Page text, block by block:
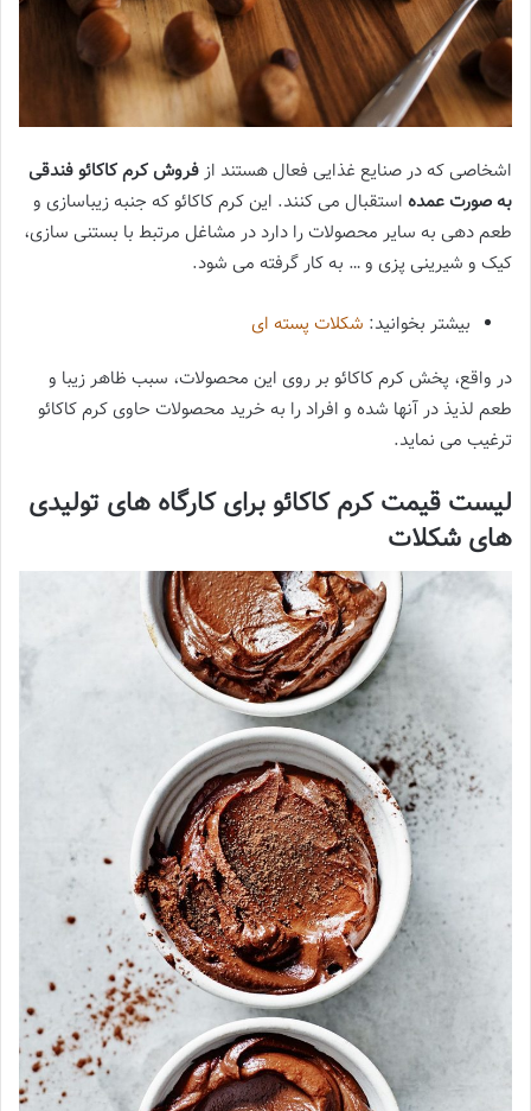
اشخاصی که در صنایع غذایی فعال هستند ازفروش کرم کاکائو فندقی
به صورت عمده استقبال می کنند. این کرم کاکائو که جنبه زیباسازی و
طعم دهی به سایر محصولات را دارد در مشاغل مرتبط با بستنی سازی،
کیک و شیرینی پزی و … به کار گرفته می شود.
بیشتر بخوانید: شکلات پسته ای
در واقع، پخش کرم کاکائو بر روی این محصولات، سبب ظاهر زیبا و
طعم لذیذ در آنها شده و افراد را به خرید محصولات حاوی کرم کاکائو
ترغیب می نماید.
لیست قیمت کرم کاکائو برای کارگاه های تولیدی
های شکلات